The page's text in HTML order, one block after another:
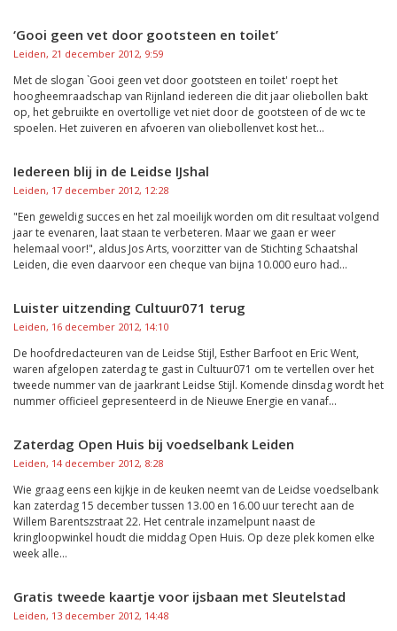
‘Gooi geen vet door gootsteen en toilet’
Leiden, 21 december 2012, 9:59
Met de slogan `Gooi geen vet door gootsteen en toilet' roept het
hoogheemraadschap van Rijnland iedereen die dit jaar oliebollen bakt
op, het gebruikte en overtollige vet niet door de gootsteen of de wc te
spoelen. Het zuiveren en afvoeren van oliebollenvet kost het...
Iedereen blij in de Leidse IJshal
Leiden, 17 december 2012, 12:28
"Een geweldig succes en het zal moeilijk worden om dit resultaat volgend
jaar te evenaren, laat staan te verbeteren. Maar we gaan er weer
helemaal voor!", aldus Jos Arts, voorzitter van de Stichting Schaatshal
Leiden, die even daarvoor een cheque van bijna 10.000 euro had...
Luister uitzending Cultuur071 terug
Leiden, 16 december 2012, 14:10
De hoofdredacteuren van de Leidse Stijl, Esther Barfoot en Eric Went,
waren afgelopen zaterdag te gast in Cultuur071 om te vertellen over het
tweede nummer van de jaarkrant Leidse Stijl. Komende dinsdag wordt het
nummer officieel gepresenteerd in de Nieuwe Energie en vanaf...
Zaterdag Open Huis bij voedselbank Leiden
Leiden, 14 december 2012, 8:28
Wie graag eens een kijkje in de keuken neemt van de Leidse voedselbank
kan zaterdag 15 december tussen 13.00 en 16.00 uur terecht aan de
Willem Barentszstraat 22. Het centrale inzamelpunt naast de
kringloopwinkel houdt die middag Open Huis. Op deze plek komen elke
week alle...
Gratis tweede kaartje voor ijsbaan met Sleutelstad
Leiden, 13 december 2012, 14:48